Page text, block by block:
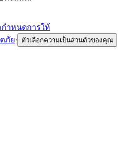
ำหนดการให้
ภัย· ตัวเลือกความเป็นส่วนตัวของคุณ